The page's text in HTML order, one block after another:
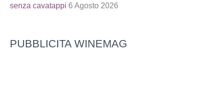
senza cavatappi 6 Agosto 2026
PUBBLICITA WINEMAG